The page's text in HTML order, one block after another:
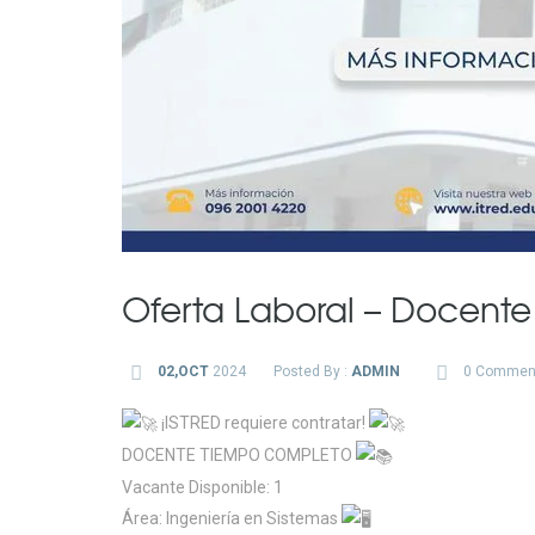
Oferta Laboral – Docente
02,OCT2024 Posted By : ADMIN 0
¡ISTRED requiere contratar!
DOCENTE TIEMPO COMPLETO
Vacante Disponible: 1
Área: Ingeniería en Sistemas